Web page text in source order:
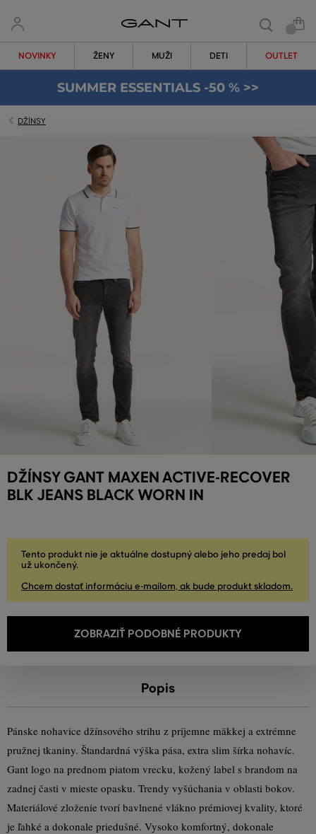
NOVINKY ŽENY MUŽI DETI OUTLET
SUMMER ESSENTIALS -50 % >>
DŽÍNSY
DŽÍNSY GANT MAXEN ACTIVE-RECOVER
BLK JEANS BLACK WORN IN
Tento produkt nie je aktuálne dostupný alebo jeho predaj bol
už ukončený.
Chcem dostať informáciu e-mailom, ak bude produkt skladom.
ZOBRAZIŤ PODOBNÉ PRODUKTY
Popis
Pánske nohavice džínsového strihu z príjemne mäkkej a extrémne
pružnej tkaniny. Štandardná výška pása, extra slim šírka nohavíc.
Gant logo na prednom piatom vrecku, kožený label s brandom na
zadnej časti v mieste opasku. Trendy vyšúchania v oblasti bokov.
Materiálové zloženie tvorí bavlnené vlákno prémiovej kvality, ktoré
je ľahké a dokonale priedušné. Vysoko komfortný, dokonale